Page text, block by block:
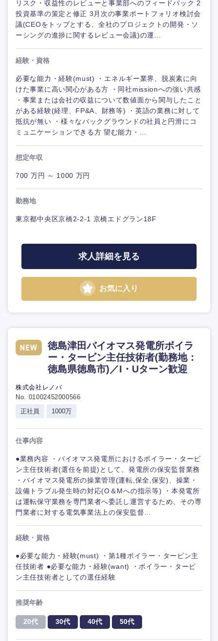
リスク・収益性のレビューと事業部へのフィードバック 2
投資基準の策定と修正 3月次の事業ポートフォリオ検討会
議(CEOをトップとする、全社のプロジェクトの開発・ソ
ーシングの進捗に関するレビュー会議)の運...
経験・資格
必要な能力・経験(must) ・エネルギー業界、脱炭素に向
けた事業に高い関心がある方 ・同社missionへの強い共感
・事業または会社の収益について数値面から関与したこと
がある経験(経理、FP&A、財務等) ・英語の業務に対して
抵抗が無い ・様々なバックグラウンドの社員と円滑にコ
ミュニケーションできる方 望む能力・...
想定年収
700 万円 ～ 1000 万円
勤務地
東京都中央区京橋2-2-1 京橋エドグラン18F
求人詳細を見る
お気に入り
徳島津田バイオマス発電所ボイラ
ー・タービン主任技術者(勤務地：
徳島県徳島市)／I・Uターン歓迎
株式会社レノバ
No. 01002452000566
正社員
1000万
仕事内容
●業務内容 ・バイオマス発電所におけるボイラー・タービ
ン主任技術者(選任を前提)として、発電所の保安監督業務
・バイオマス発電所の操業管理(運転,保全,保安)、操業・
設備トラブル発生時の対応(O＆Mへの指示等) ・本発電所
は運転保守業務を専門業者へ委託し運営するため、その専
門業者に対する電気事業法上の保安監督...
経験・資格
●必要な能力・経験(must) ・第1種ボイラー・タービン主
任技術者 ●必要な能力・経験(want) ・ボイラー・タービ
ン主任技術者としての選任経験
推奨年齢
20代 30代 40代 50代